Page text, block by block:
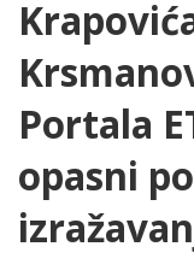
Portala
opasni